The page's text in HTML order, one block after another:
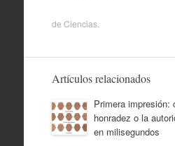
de Ciencias.
Artículos relacionados
Primera impresión:
honradez o la
en milisegundos